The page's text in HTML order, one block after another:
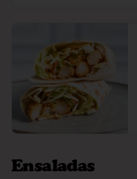
Ensaladas